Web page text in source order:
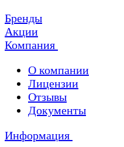
Бренды
Акции
Компания
О компании
Лицензии
Отзывы
Документы
Информация